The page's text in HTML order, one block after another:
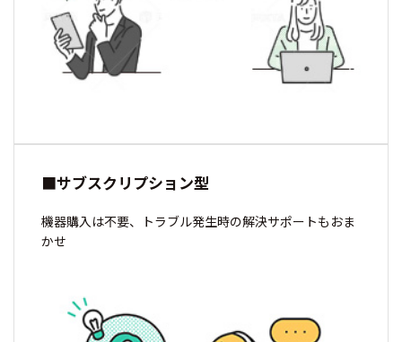
■サブスクリプション型
機器購入は不要、トラブル発生時の解決サポートもおま
かせ